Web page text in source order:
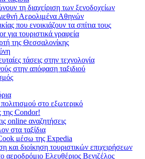
τη διαχείριση των ξενοδοχείων
Αερολιμένα Αθηνών
που ενοικιάζουν τα σπίτια τους
τουριστικά γραφεία
της Θεσσαλονίκης
τάσεις στην τεχνολογία
στην απόφαση ταξιδιού
στο εξωτερικό
της Condor!
online αναζητήσεις
στα ταξίδια
μέσω της Expedia
διοίκηση τουριστικών επιχειρήσεων
Ελευθέριος Βενιζέλος